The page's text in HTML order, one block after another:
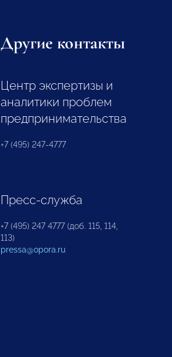
Другие контакты
Центр экспертизы и
аналитики проблем
предпринимательства
+7 (495) 247-4777
Пресс-служба
+7 (495) 247 4777 (доб. 115, 114,
113)
pressa@opora.ru